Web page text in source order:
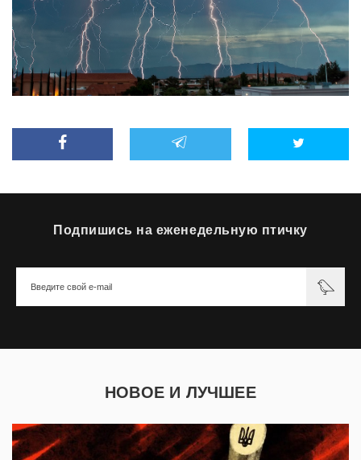
Подпишись на еженедельную птичку
НОВОЕ И ЛУЧШЕЕ